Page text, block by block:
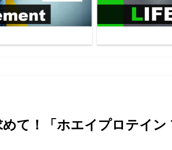
て！「ホエイプロテイン